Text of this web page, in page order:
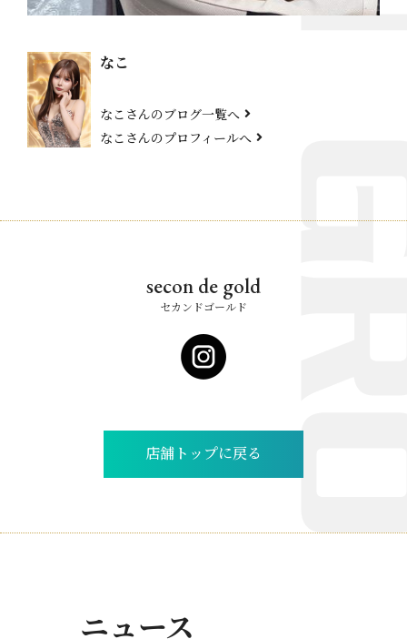
なこ
なこさんのブログ一覧へ
なこさんのプロフィールへ
secon de gold
セカンドゴールド
店舗トップに戻る
ニュース